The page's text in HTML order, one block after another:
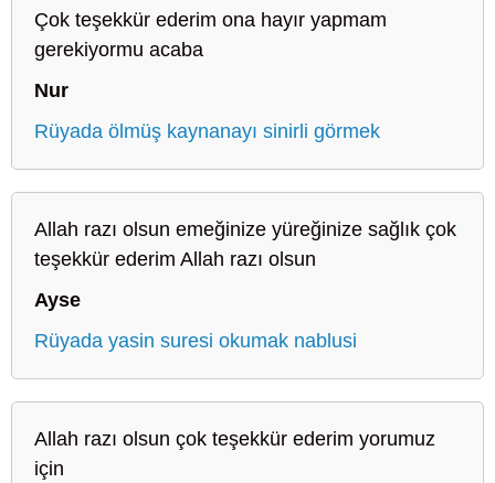
Çok teşekkür ederim ona hayır yapmam
gerekiyormu acaba
Nur
Rüyada ölmüş kaynanayı sinirli görmek
Allah razı olsun emeğinize yüreğinize sağlık çok
teşekkür ederim Allah razı olsun
Ayse
Rüyada yasin suresi okumak nablusi
Allah razı olsun çok teşekkür ederim yorumuz
için